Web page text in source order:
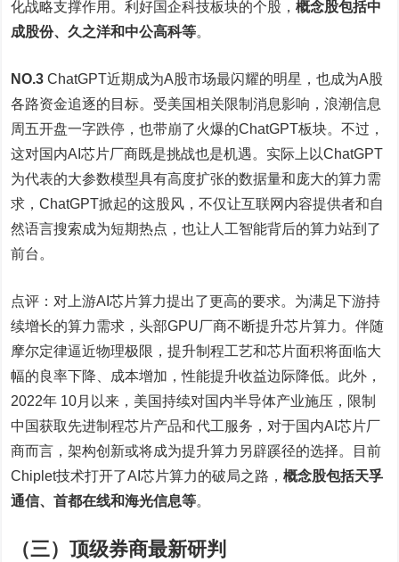
化战略支撑作用。利好国企科技板块的个股，概念股包括中
成股份、久之洋和中公高科等。
NO.3 ChatGPT近期成为A股市场最闪耀的明星，也成为A股
各路资金追逐的目标。受美国相关限制消息影响，浪潮信息
周五开盘一字跌停，也带崩了火爆的ChatGPT板块。不过，
这对国内AI芯片厂商既是挑战也是机遇。实际上以ChatGPT
为代表的大参数模型具有高度扩张的数据量和庞大的算力需
求，ChatGPT掀起的这股风，不仅让互联网内容提供者和自
然语言搜索成为短期热点，也让人工智能背后的算力站到了
前台。
点评：对上游AI芯片算力提出了更高的要求。为满足下游持
续增长的算力需求，头部GPU厂商不断提升芯片算力。伴随
摩尔定律逼近物理极限，提升制程工艺和芯片面积将面临大
幅的良率下降、成本增加，性能提升收益边际降低。此外，
2022年 10月以来，美国持续对国内半导体产业施压，限制
中国获取先进制程芯片产品和代工服务，对于国内AI芯片厂
商而言，架构创新或将成为提升算力另辟蹊径的选择。目前
Chiplet技术打开了AI芯片算力的破局之路，概念股包括天孚
通信、首都在线和海光信息等。
（三）顶级券商最新研判